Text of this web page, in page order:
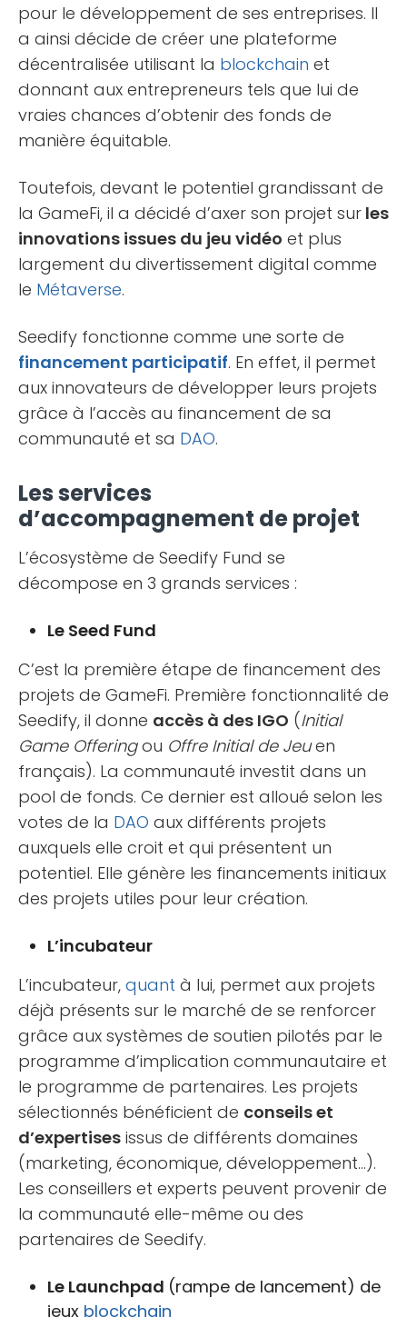
pour le développement de ses entreprises. Il
a ainsi décide de créer une plateforme
décentralisée utilisant la blockchain et
donnant aux entrepreneurs tels que lui de
vraies chances d’obtenir des fonds de
manière équitable.
Toutefois, devant le potentiel grandissant de
la GameFi, il a décidé d’axer son projet sur les
innovations issues du jeu vidéo et plus
largement du divertissement digital comme
le Métaverse.
Seedify fonctionne comme une sorte de
financement participatif. En effet, il permet
aux innovateurs de développer leurs projets
grâce à l’accès au financement de sa
communauté et sa DAO.
Les services
d’accompagnement de projet
L’écosystème de Seedify Fund se
décompose en 3 grands services :
Le Seed Fund
C’est la première étape de financement des
projets de GameFi. Première fonctionnalité de
Seedify, il donne accès à des IGO (Initial
Game Offeringou Offre Initial de Jeuen
français). La communauté investit dans un
pool de fonds. Ce dernier est alloué selon les
votes de la DAO aux différents projets
auxquels elle croit et qui présentent un
potentiel. Elle génère les financements initiaux
des projets utiles pour leur création.
L’incubateur
L’incubateur, quant à lui, permet aux projets
déjà présents sur le marché de se renforcer
grâce aux systèmes de soutien pilotés par le
programme d’implication communautaire et
le programme de partenaires. Les projets
sélectionnés bénéficient de conseils et
d’expertises issus de différents domaines
(marketing, économique, développement…).
Les conseillers et experts peuvent provenir de
la communauté elle-même ou des
partenaires de Seedify.
Le Launchpad (rampe de lancement) de
jeux blockchain